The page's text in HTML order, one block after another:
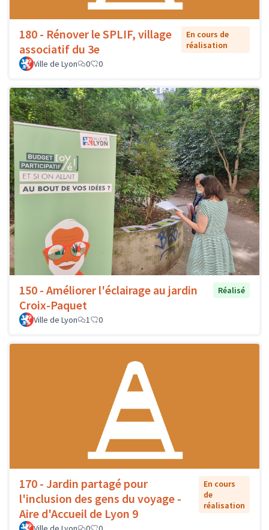
180 - Rénover le SPLIF, village
associatif du 3e
En cours de
réalisation
Ville de Lyon
0 0
150 - Améliorer l'éclairage au jardin
Croix-Paquet
Réalisé
Ville de Lyon 1 0
170 - Jardin partagé pour
l'inclusion des gens du voyage -
Aire d'Accueil de Lyon 9
En cours
de
réalisation